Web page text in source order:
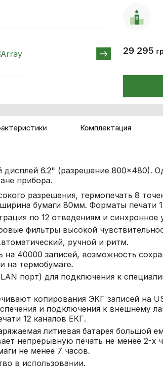
29 295
Комплектация
дисплей 6.2" (разрешение 800×480).
прибора.
разрешения, термопечать 8
бумаги 80мм. Форматы печати
по 12 отведениям и синхронное
фильтры высокой
ручной и ритм.
на 40000 записей, возможность
на термобумаге.
порт) для подключения к
копирования ЭКГ записей на
и подключения к внешнему
12 каналов ЕКГ.
литиевая батарея большой
непрерывную печать не менее 2-х
не менее 7 часов.
в использовании.